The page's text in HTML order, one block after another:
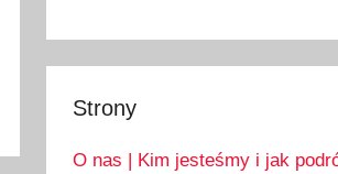
Strony
O nas | Kim jesteśmy i jak